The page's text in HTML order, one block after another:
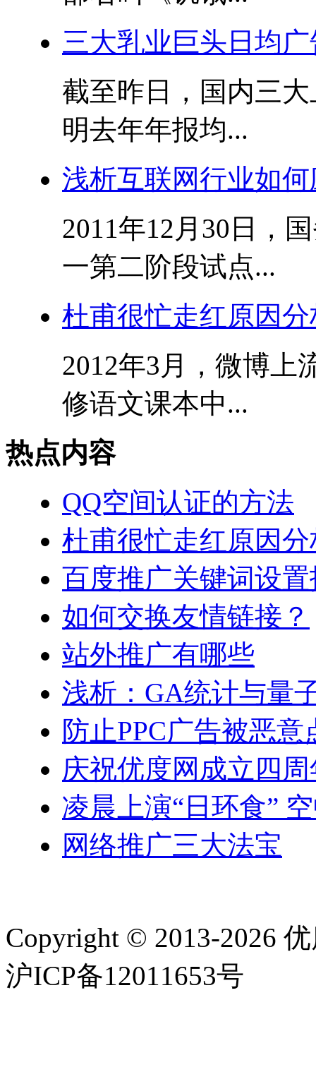
三大乳业巨头日均
截至昨日，国内三
明去年年报均...
浅析互联网行业如
2011年12月30日，
一第二阶段试点...
杜甫很忙走红原因分
2012年3月，微博上
修语文课本中...
热点内容
QQ空间认证的方法
杜甫很忙走红原因分
百度推广关键词设
如何交换友情链接？
站外推广有哪些
浅析：GA统计与量
防止PPC广告被恶意
庆祝优度网成立四周
凌晨上演“日环食”
网络推广三大法宝
Copyright © 2013-2026
沪ICP备12011653号